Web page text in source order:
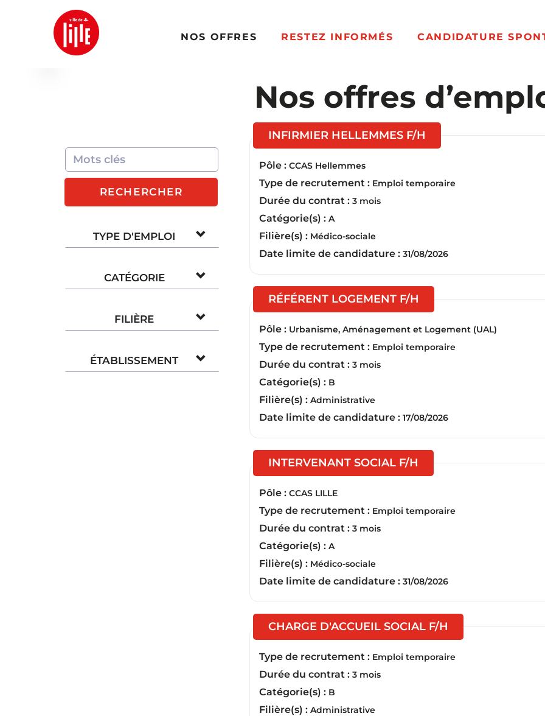
NOS OFFRES RESTEZ INFORMÉS CANDIDATURE
Nos offres
RECHERCHER
TYPE D'EMPLOI
CATÉGORIE
FILIÈRE
ÉTABLISSEMENT
INFIRMIER HELLEMMES F/H
Pôle : CCAS Hellemmes
Type de recrutement : Emploi temporaire
Durée du contrat : 3 mois
Catégorie(s) : A
Filière(s) : Médico-sociale
Date limite de candidature : 31/08/2026
RÉFÉRENT LOGEMENT F/H
Pôle : Urbanisme, Aménagement et Logement (UAL)
Type de recrutement : Emploi temporaire
Durée du contrat : 3 mois
Catégorie(s) : B
Filière(s) : Administrative
Date limite de candidature : 17/08/2026
INTERVENANT SOCIAL F/H
Pôle : CCAS LILLE
Type de recrutement : Emploi temporaire
Durée du contrat : 3 mois
Catégorie(s) : A
Filière(s) : Médico-sociale
Date limite de candidature : 31/08/2026
CHARGE D'ACCUEIL SOCIAL F/H
Type de recrutement : Emploi temporaire
Durée du contrat : 3 mois
Catégorie(s) : B
Filière(s) : Administrative